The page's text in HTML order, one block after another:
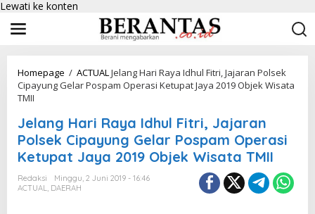
Lewati ke konten
Homepage / ACTUALJelang Hari Raya Idhul Fitri, Jajaran Polsek
Cipayung Gelar Pospam Operasi Ketupat Jaya 2019 Objek Wisata
TMII
Jelang Hari Raya Idhul Fitri, Jajaran
Polsek Cipayung Gelar Pospam Operasi
Ketupat Jaya 2019 Objek Wisata TMII
Redaksi
Minggu, 2 Juni 2019 - 16:46
ACTUAL, DAERAH